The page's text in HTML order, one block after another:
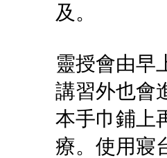
及。
靈授會由早
講習外也會
本手巾鋪上
療。使用寢